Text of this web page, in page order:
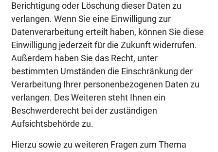
Berichtigung oder Löschung dieser Daten zu
verlangen. Wenn Sie eine Einwilligung zur
Datenverarbeitung erteilt haben, können Sie diese
Einwilligung jederzeit für die Zukunft widerrufen.
Außerdem haben Sie das Recht, unter
bestimmten Umständen die Einschränkung der
Verarbeitung Ihrer personenbezogenen Daten zu
verlangen. Des Weiteren steht Ihnen ein
Beschwerderecht bei der zuständigen
Aufsichtsbehörde zu.
Hierzu sowie zu weiteren Fragen zum Thema